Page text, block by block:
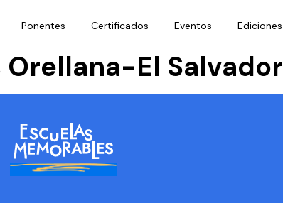
Ponentes Certificados Eventos Ediciones
El Salvador